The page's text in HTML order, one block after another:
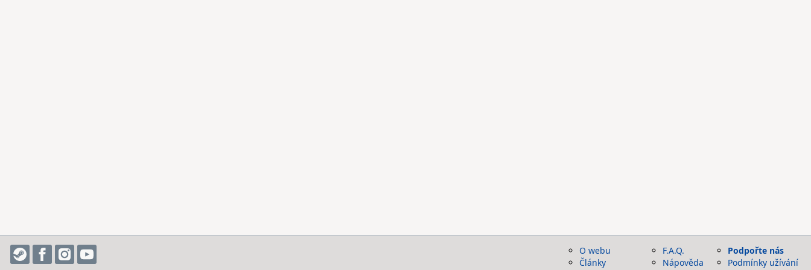
O webu
Články
F.A.Q.
Nápověda
Podpořte nás
Podmínky užívání